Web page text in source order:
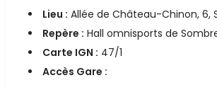
Lieu : Allée de Château-Chinon, 6,
Repère : Hall omnisports de
Carte IGN : 47/1
Accès Gare :